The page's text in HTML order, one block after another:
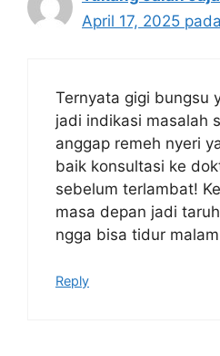
April 17, 2025
Ternyata gigi bungsu
jadi indikasi masalah
anggap remeh nyeri
baik konsultasi ke
sebelum terlambat!
masa depan jadi
ngga bisa tidur
Reply